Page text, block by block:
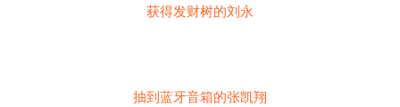
获得发财树的刘永
抽到蓝牙音箱的张凯翔